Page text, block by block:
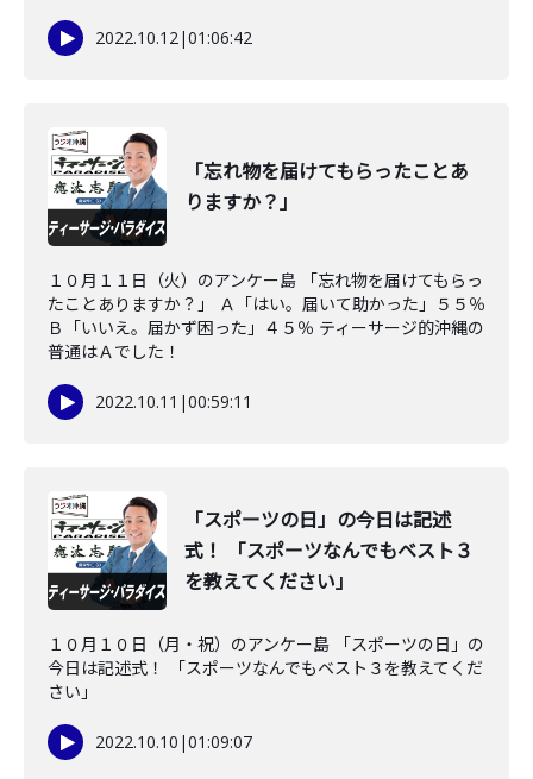
2022.10.12|01:06:42
「忘れ物を届けてもらったことあ
りますか？」
１０月１１日（火）のアンケー島 「忘れ物を届けてもらっ
たことありますか？」 Ａ「はい。届いて助かった」５５％
Ｂ「いいえ。届かず困った」４５％ ティーサージ的沖縄の
普通はＡでした！
2022.10.11 |00:59:11
「スポーツの日」の今日は記述
式！ 「スポーツなんでもベスト３
を教えてください」
１０月１０日（月・祝）のアンケー島 「スポーツの日」の
今日は記述式！ 「スポーツなんでもベスト３を教えてくだ
さい」
2022.10.10 |01:09:07